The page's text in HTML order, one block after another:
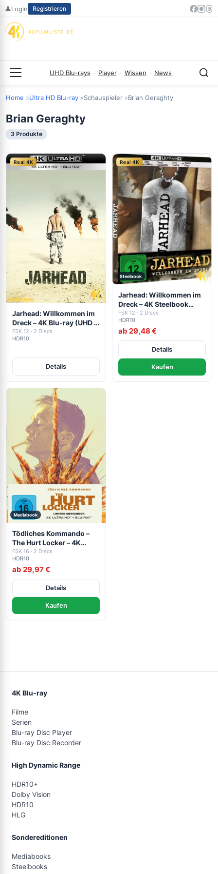
Zum
springen
👤Login Registrieren
UHD Blu-rays · Player · Wissen · News
Home Ultra HD Blu-ray Schauspieler Brian Geraghty
Brian Geraghty
3 Produkte
Real 4K
Jarhead: Willkommen im
Dreck – 4K Blu-ray (UHD +
Blu-ray Disc)
FSK 12 · 2 Discs
HDR10
Details
Real 4K
Steelbook
Jarhead: Willkommen im
Dreck – 4K Steelbook
(UHD + Blu-ray Disc)
FSK 12 · 2 Discs
HDR10
ab 29,48 €
Details
Kaufen
Mediabook
Tödliches Kommando –
The Hurt Locker – 4K
Mediabook (UHD + Blu-
ray Disc)
FSK 16 · 2 Discs
HDR10
ab 29,97 €
Details
Kaufen
4K Blu-ray
Filme
Serien
Blu-ray Disc Player
Blu-ray Disc Recorder
High Dynamic Range
HDR10+
Dolby Vision
HDR10
HLG
Sondereditionen
Mediabooks
Steelbooks